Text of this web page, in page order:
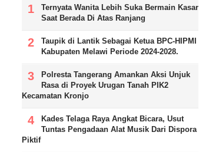
Ternyata Wanita Lebih Suka Bermain Kasar
Saat Berada Di Atas Ranjang
Taupik di Lantik Sebagai Ketua BPC-HIPMI
Kabupaten Melawi Periode 2024-2028.
Polresta Tangerang Amankan Aksi Unjuk
Rasa di Proyek Urugan Tanah PIK2
Kecamatan Kronjo
Kades Telaga Raya Angkat Bicara, Usut
Tuntas Pengadaan Alat Musik Dari Dispora
Piktif